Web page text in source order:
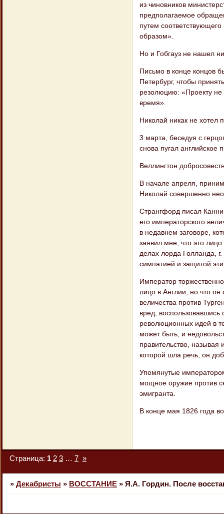
из чиновни​ков
предполагаемое
путем
образом».
Но и Гобгауз не нашел
Письмо в конце концов
Петербург, чтобы
резолюцию: «Проекту
время».
Николай никак не хотел
3 марта, беседуя с
снова пугал английское
Веллингтон
В начале апреля,
Николай совер​шенно
Странгфорд писал
его императорского
в недавнем заговоре,
заявил мне, что это
делах лорда Голланда,
симпатией и защитой
Император
лицо в Ан​глии, но что он
величества против
вред,
революцион​ных идей в
может быть, и
правительство,
которой шла речь, он
Упомянутые
мощное оружие против
эмигранта.
В конце мая 1826 года
Страница: 1 2 3 … 7 »
» Декабристы » ВОССТАНИЕ » Я.А. Гордин. После